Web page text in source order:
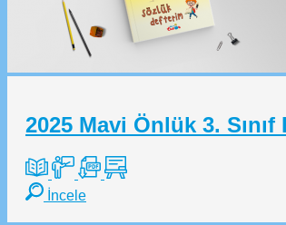
2025 Mavi Önlük 3.
İncele